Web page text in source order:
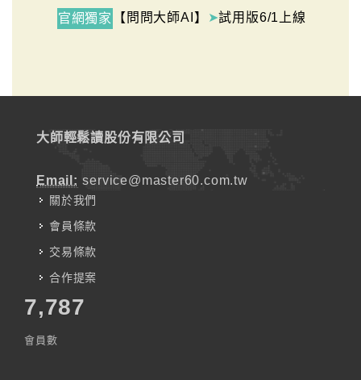
官網獨家 【問問大師AI】 ➤試用版6/1上線
大師輕鬆讀股份有限公司
Email: service@master60.com.tw
關於我們
會員條款
交易條款
合作提案
7,787
會員數